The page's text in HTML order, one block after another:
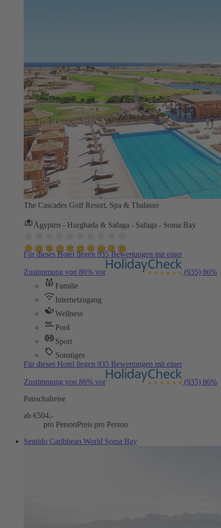
The Cascades Golf Resort, Spa & Thalasso
Ägypten - Hurghada & Safaga - Safaga - Soma Bay
Für dieses Hotel liegen 935 Bewertungen mit einer
Zustimmung von 86% vor (935) 86%
Familie
Internetzugang
Wellness
Pool
Sport
Sonstiges
Für dieses Hotel liegen 935 Bewertungen mit einer
Zustimmung von 86% vor (935) 86%
Pauschalreise
ab €504,-
pro PersonPreis pro Person
Sentido Caribbean World Soma Bay